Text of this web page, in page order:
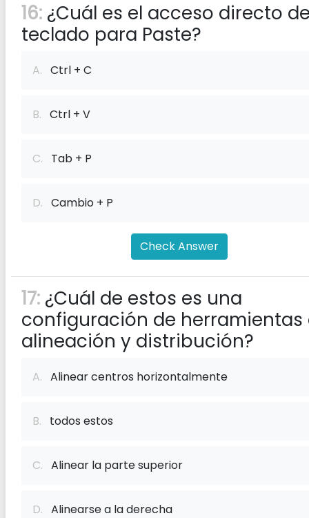
16: ¿Cuál es el acceso directo
teclado para Paste?
A. Ctrl + C
B. Ctrl + V
C. Tab + P
D. Cambio + P
Check Answer
17: ¿Cuál de estos es una
configuración de herramientas
alineación y distribución?
A. Alinear centros horizontalmente
B. todos estos
C. Alinear la parte superior
D. Alinearse a la derecha